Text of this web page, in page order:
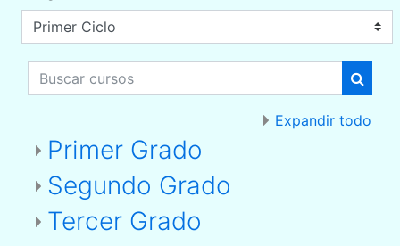
Buscar cursos
Expandir todo
Primer Grado
Segundo Grado
Tercer Grado